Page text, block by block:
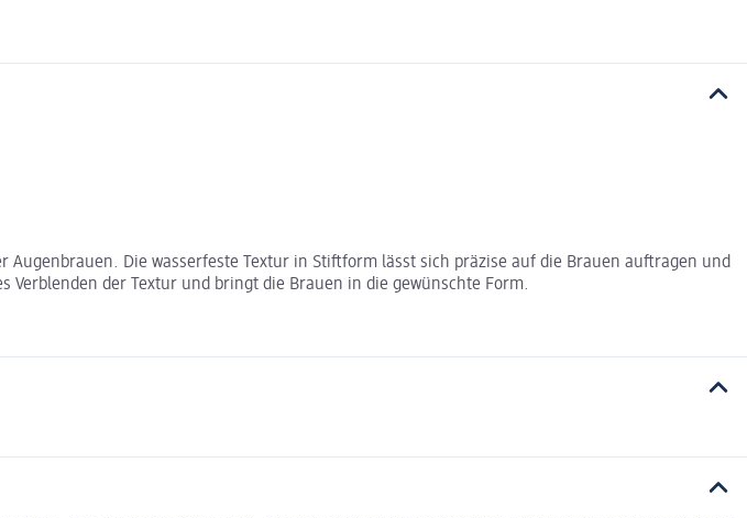
Die wasserfeste Textur in Stiftform lässt sich präzise auf die Brauen auftragen und
der Textur und bringt die Brauen in die gewünschte Form.